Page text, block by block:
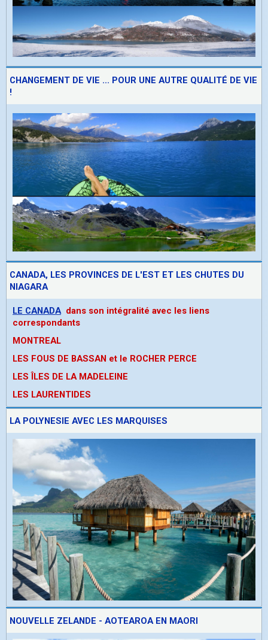
CHANGEMENT DE VIE ... POUR UNE AUTRE QUALITÉ DE VIE
!
CANADA, LES PROVINCES DE L'EST ET LES CHUTES DU
NIAGARA
LE CANADA dans son intégralité avec les liens
correspondants
MONTREAL
LES FOUS DE BASSAN et le ROCHER PERCE
LES ÎLES DE LA MADELEINE
LES LAURENTIDES
LA POLYNESIE AVEC LES MARQUISES
NOUVELLE ZELANDE - AOTEAROA EN MAORI